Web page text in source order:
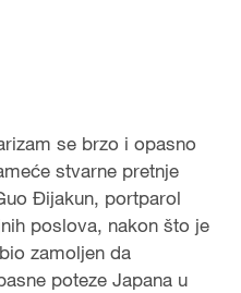
se brzo i opasno
stvarne pretnje
Đijakun, portparol
poslova, nakon što je
zamoljen da
poteze Japana u